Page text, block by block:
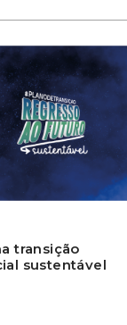
transição
sustentável